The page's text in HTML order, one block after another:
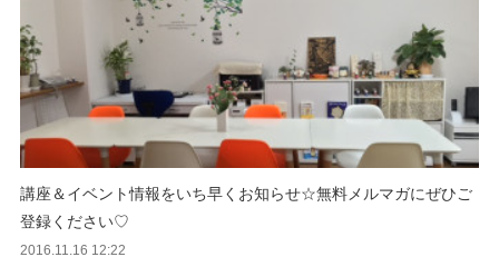
講座＆イベント情報をいち早くお知らせ☆無料メルマガにぜひご
登録ください♡
2016.11.16 12:22